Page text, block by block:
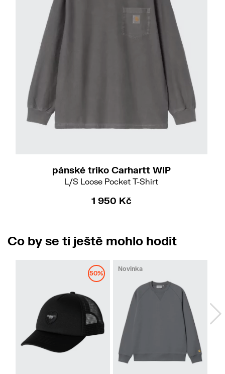
pánské triko Carhartt WIP
L/S Loose Pocket T-Shirt
1 950 Kč
Co by se ti ještě mohlo hodit
50%
Novinka